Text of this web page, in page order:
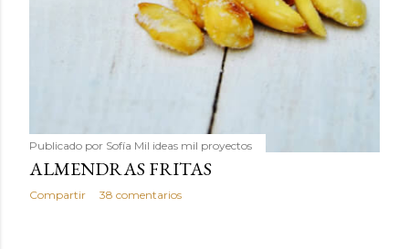
Publicado por Sofía Mil ideas mil proyectos
ALMENDRAS FRITAS
Compartir 38 comentarios